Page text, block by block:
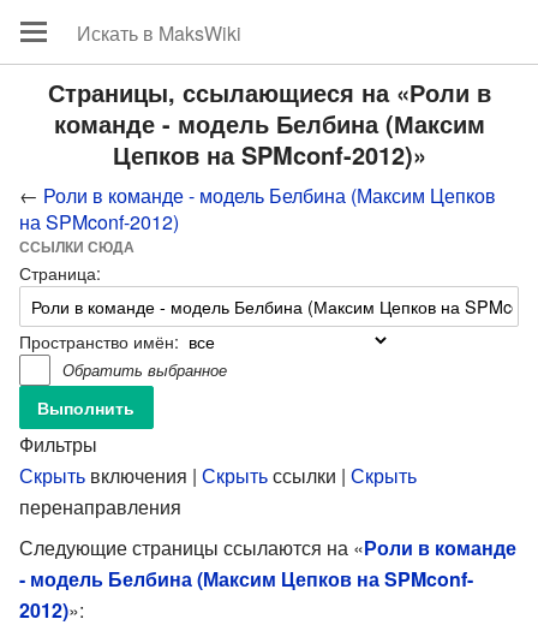
Страницы, ссылающиеся на «Роли в
команде - модель Белбина (Максим
Цепков на SPMconf-2012)»
← Роли в команде - модель Белбина (Максим Цепков
на SPMconf-2012)
ССЫЛКИ СЮДА
Страница:
Пространство имён:
Обратить выбранное
Фильтры
Скрыть включения | Скрытьссылки | Скрыть
перенаправления
Следующие страницы ссылаются на «Роли в команде
- модель Белбина (Максим Цепков на SPMconf-
2012)»: